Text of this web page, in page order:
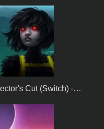
Cut (Switch) -…